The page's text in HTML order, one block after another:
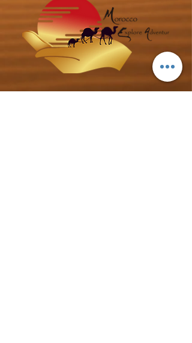
to build trust and reassure your
customers that they can buy from
you with confidence.